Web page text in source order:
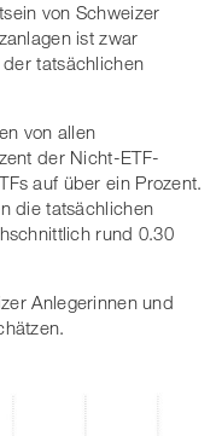
von Schweizer
ist zwar
tatsächlichen
von allen
der Nicht-ETF-
auf über ein Prozent.
die tatsächlichen
rund 0.30
Anlegerinnen und